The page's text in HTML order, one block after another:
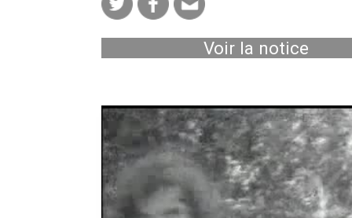
Voir la notice